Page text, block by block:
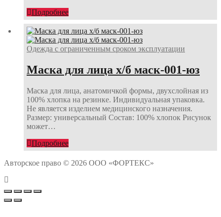
Подробнее
Одежда с ограниченным сроком эксплуатации
Маска для лица х/б маск-001-юз
Маска для лица, анатомичкой формы, двухслойная из
100% хлопка на резинке. Индивидуальная упаковка.
Не является изделием медицинского назначения.
Размер: универсальный Состав: 100% хлопок Рисунок
может…
Подробнее
Авторское право © 2026 ООО «ФОРТЕКС»